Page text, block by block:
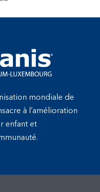
mondiale de
à l’amélioration
enfant et